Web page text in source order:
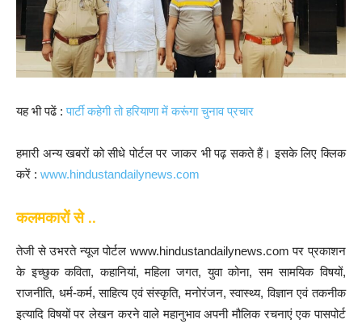
यह भी पढें :पार्टी कहेगी तो हरियाणा में करूंगा चुनाव प्रचार
हमारी अन्य खबरों को सीधे पोर्टल पर जाकर भी पढ़ सकते हैं। इसके लिए क्लिक
करें : www.hindustandailynews.com
कलमकारों से ..
तेजी से उभरते न्यूज पोर्टल www.hindustandailynews.com पर प्रकाशन
के इच्छुक कविता, कहानियां, महिला जगत, युवा कोना, सम सामयिक विषयों,
राजनीति, धर्म-कर्म, साहित्य एवं संस्कृति, मनोरंजन, स्वास्थ्य, विज्ञान एवं तकनीक
इत्यादि विषयों पर लेखन करने वाले महानुभाव अपनी मौलिक रचनाएं एक पासपोर्ट